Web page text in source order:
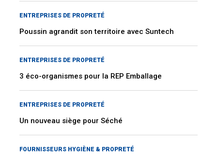
ENTREPRISES DE PROPRETÉ
Poussin agrandit son territoire avec Suntech
ENTREPRISES DE PROPRETÉ
3 éco-organismes pour la REP Emballage
ENTREPRISES DE PROPRETÉ
Un nouveau siège pour Séché
FOURNISSEURS HYGIÈNE & PROPRETÉ